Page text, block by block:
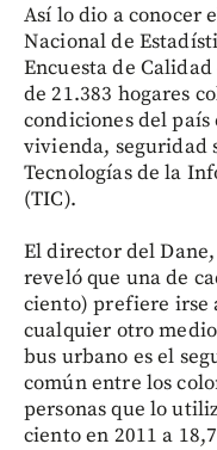
Así lo dio a conocer
Nacional de
Encuesta de
de 21.383 hogares
condiciones del
vivienda, seguridad
Tecnologías de la
(TIC).
El director del Dane,
reveló que una de
ciento) prefiere irse
cualquier otro
bus urbano es el
común entre los
personas que lo
ciento en 2011 a